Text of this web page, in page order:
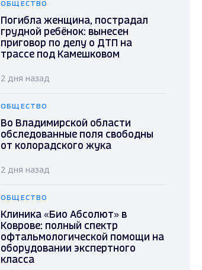
ОБЩЕСТВО
Погибла женщина, пострадал
грудной ребёнок: вынесен
приговор по делу о ДТП на
трассе под Камешковом
2 дня назад
ОБЩЕСТВО
Во Владимирской области
обследованные поля свободны
от колорадского жука
2 дня назад
ОБЩЕСТВО
Клиника «Био Абсолют» в
Коврове: полный спектр
офтальмологической помощи на
оборудовании экспертного
класса